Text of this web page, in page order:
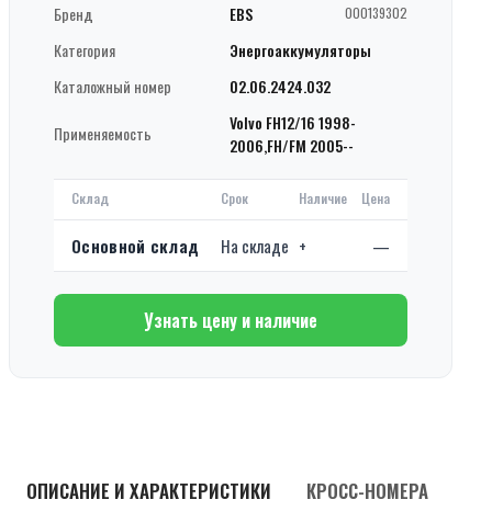
Бренд EBS 000139302
Категория
Энергоаккумуляторы
Каталожный номер
02.06.2424.032
Применяемость
Volvo FH12/16 1998-
2006,FH/FM 2005--
Склад Срок Наличие Цена
Основной склад На складе + —
Узнать цену и наличие
ОПИСАНИЕ И ХАРАКТЕРИСТИКИ КРОСС-НОМЕРА